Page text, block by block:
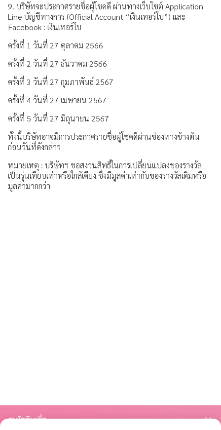
9. บริษัทจะประกาศรายชื่อผู้โชคดี ผ่านทางเว็บไซต์ Application
Line บัญชีทางการ (Official Account “เงินเทอร์โบ”) และ
Facebook : เงินเทอร์โบ
ครั้งที่ 1 วันที่ 27 ตุลาคม 2566
ครั้งที่ 2 วันที่ 27 ธันวาคม 2566
ครั้งที่ 3 วันที่ 27 กุมภาพันธ์ 2567
ครั้งที่ 4 วันที่ 27 เมษายน 2567
ครั้งที่ 5 วันที่ 27 มิถุนายน 2567
ทั้งนี้บริษัทอาจมีการประกาศรายชื่อผู้โชคดีผ่านช่องทางข้างต้น
ก่อนวันที่ดังกล่าว
หมายเหตุ : บริษัทฯ ขอสงวนสิทธิ์ในการเปลี่ยนแปลงของรางวัล
เป็นรุ่นเทียบเท่าหรือใกล้เคียง ซึ่งมีมูลค่าเท่ากับของรางวัลเดิมหรือ
มูลค่ามากกว่า
สนใจสินเชื่อ